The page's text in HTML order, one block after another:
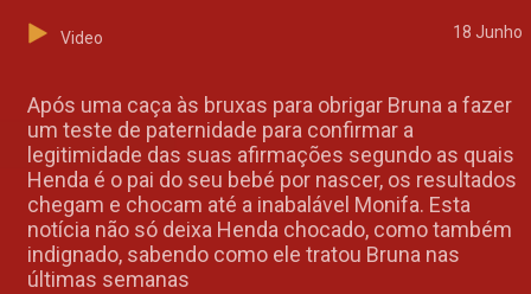
Video 18 Junho
Após uma caça às bruxas para obrigar Bruna a fazer
um teste de paternidade para confirmar a
legitimidade das suas afirmações segundo as quais
Henda é o pai do seu bebé por nascer, os resultados
chegam e chocam até a inabalável Monifa. Esta
notícia não só deixa Henda chocado, como também
indignado, sabendo como ele tratou Bruna nas
últimas semanas